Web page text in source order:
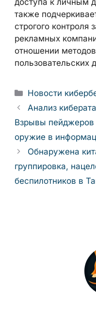
доступа к личным
также
строгого контроля
рекламных
отношении
пользовательских
Рубрики
Новости
Анализ
Взрывы пейджеров
оружие в
Обнаружена
группировка,
беспилотников в